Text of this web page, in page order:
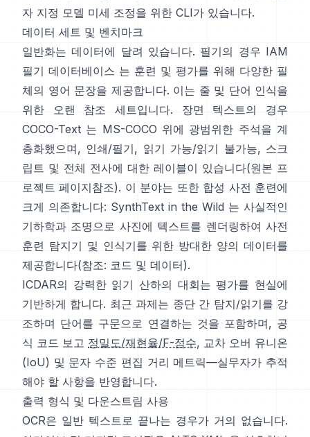
자 지정 모델 미세 조정을 위한 CLI가 있습니다.
데이터 세트 및 벤치마크
일반화는 데이터에 달려 있습니다. 필기의 경우 IAM
필기 데이터베이스 는 훈련 및 평가를 위해 다양한 필
체의 영어 문장을 제공합니다. 이는 줄 및 단어 인식을
위한 오랜 참조 세트입니다. 장면 텍스트의 경우
COCO-Text 는 MS-COCO 위에 광범위한 주석을 계
층화했으며, 인쇄/필기, 읽기 가능/읽기 불가능, 스크
립트 및 전체 전사에 대한 레이블이 있습니다(원본 프
로젝트 페이지참조). 이 분야는 또한 합성 사전 훈련에
크게 의존합니다: SynthText in the Wild 는 사실적인
기하학과 조명으로 사진에 텍스트를 렌더링하여 사전
훈련 탐지기 및 인식기를 위한 방대한 양의 데이터를
제공합니다(참조: 코드 및 데이터).
ICDAR의 강력한 읽기 산하의 대회는 평가를 현실에
기반하게 합니다. 최근 과제는 종단 간 탐지/읽기를 강
조하며 단어를 구문으로 연결하는 것을 포함하며, 공
식 코드 보고 정밀도/재현율/F-점수, 교차 오버 유니온
(IoU) 및 문자 수준 편집 거리 메트릭—실무자가 추적
해야 할 사항을 반영합니다.
출력 형식 및 다운스트림 사용
OCR은 일반 텍스트로 끝나는 경우가 거의 없습니다.